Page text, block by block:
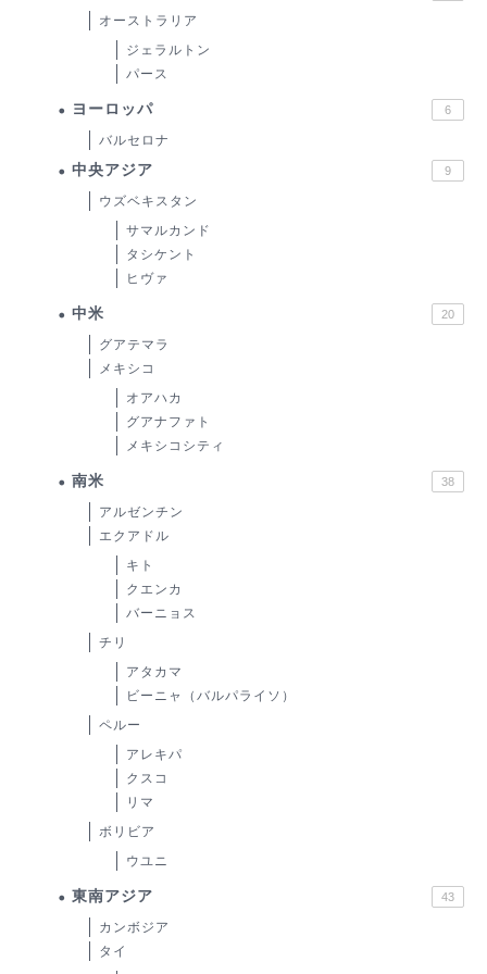
オーストラリア
ジェラルトン
パース
ヨーロッパ 6
バルセロナ
中央アジア 9
ウズベキスタン
サマルカンド
タシケント
ヒヴァ
中米 20
グアテマラ
メキシコ
オアハカ
グアナファト
メキシコシティ
南米 38
アルゼンチン
エクアドル
キト
クエンカ
バーニョス
チリ
アタカマ
ビーニャ（バルパライソ）
ペルー
アレキパ
クスコ
リマ
ボリビア
ウユニ
東南アジア 43
カンボジア
タイ